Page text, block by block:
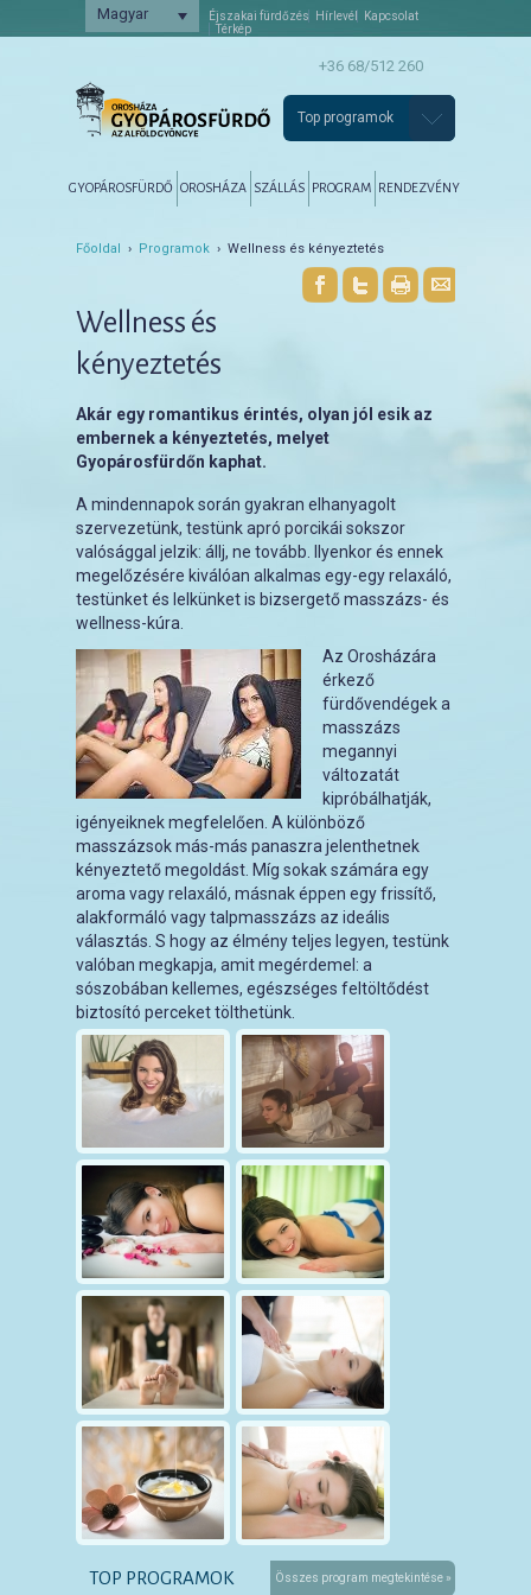
Magyar Éjszakai fürdőzés Hírlevél
Kapcsolat
Térkép
+36 68/512 260
Top programok
Tovább az elsődleges tartalomra
Tovább a másodlagos tartalomra
GYOPÁROSFÜRDŐ OROSHÁZA SZÁLLÁS PROGRAM RENDEZVÉNY
Főoldal › Programok › Wellness és kényeztetés
Wellness és
kényeztetés
Akár egy romantikus érintés, olyan jól esik az
embernek a kényeztetés, melyet
Gyopárosfürdőn kaphat.
A mindennapok során gyakran elhanyagolt
szervezetünk, testünk apró porcikái sokszor
valósággal jelzik: állj, ne tovább. Ilyenkor és ennek
megelőzésére kiválóan alkalmas egy-egy relaxáló,
testünket és lelkünket is bizsergető masszázs- és
wellness-kúra.
Az Orosházára
érkező
fürdővendégek a
masszázs
megannyi
változatát
kipróbálhatják,
igényeiknek megfelelően. A különböző
masszázsok más-más panaszra jelenthetnek
kényeztető megoldást. Míg sokak számára egy
aroma vagy relaxáló, másnak éppen egy frissítő,
alakformáló vagy talpmasszázs az ideális
választás. S hogy az élmény teljes legyen, testünk
valóban megkapja, amit megérdemel: a
sószobában kellemes, egészséges feltöltődést
biztosító perceket tölthetünk.
TOP PROGRAMOK Összes program megtekintése »